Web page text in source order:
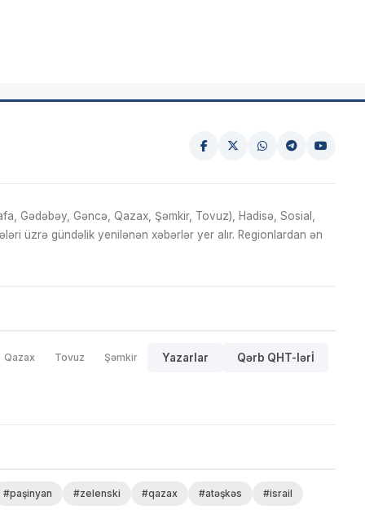
Gədəbəy, Gəncə, Qazax, Şəmkir, Tovuz), Hadisə, Sosial,
üzrə gündəlik yenilənən xəbərlər yer alır. Regionlardan ən
Qazax Tovuz Şəmkir Yazarlar Qərb QHT-lərİ
#paşinyan #zelenski #qazax #atəşkəs
#israil